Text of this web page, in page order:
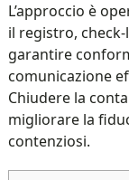
L’approccio è
il registro,
garantire
comunicazione
Chiudere la
migliorare la
contenziosi.